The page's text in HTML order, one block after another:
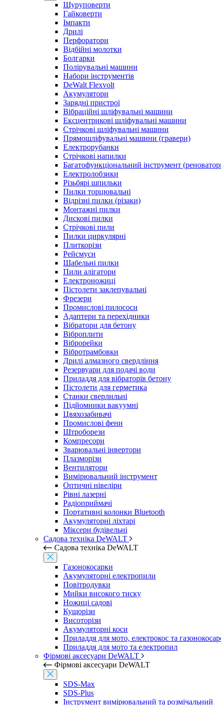
Шуруповерти
Гайковерти
Імпакти
Дрилі
Перфоратори
Відбійні молотки
Болгарки
Полірувальні машини
Набори інструментів
DeWalt Flexvolt
Акумулятори
Зарядні пристрої
Вібраційні шліфувальні машини
Ексцентрикові шліфувальні машини
Стрічкові шліфувальні машини
Прямошліфувальні машини (гравери)
Електрорубанки
Стрічкові напилки
Багатофункціональний інструмент
Електролобзики
Різьбярі шпильки
Пилки торцювальні
Відрізні пилки (різаки)
Монтажні пилки
Дискові пилки
Стрічкові пили
Пилки циркулярні
Плиткорізи
Рейсмуси
Шабельні пилки
Пили алігатори
Електроножиці
Пістолети заклепувальні
Фрезери
Промислові пилососи
Адаптери та перехідники
Вібратори для бетону
Віброплити
Віброрейки
Вібротрамбовки
Дрилі алмазного свердління
Резервуари для подачі води
Приладдя для вібраторів бетону
Пістолети для герметика
Станки сверлильні
Підйомники вакуумні
Цвяхозабивачі
Промислові фени
Штроборези
Компресори
Зварювальні інвертори
Плазморізи
Вентилятори
Вимірювальний інструмент
Оптичні нівеліри
Рівні лазерні
Радіоприймачі
Портативні колонки Bluetooth
Акумуляторні ліхтарі
Міксери будівельні
Садова техніка DeWALT
Садова техніка DeWALT
Газонокосарки
Акумуляторні електропили
Повітродувки
Мийки високого тиску
Ножиці садові
Кущорізи
Висоторізи
Акумуляторні коси
Приладдя для мото, електрокос та
Приладдя для мото та електропил
Фірмові аксесуари DeWALT
Фірмові аксесуари DeWALT
SDS-Max
SDS-Plus
Інструмент вимірювальний та розмічальний